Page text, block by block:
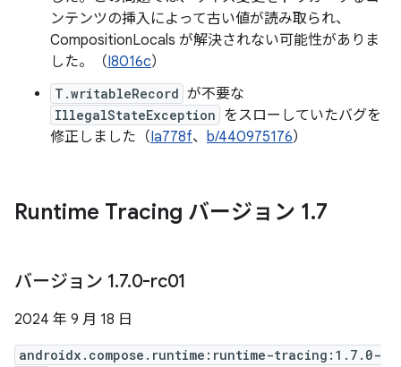
ンテンツの挿入によって古い値が読み取られ、
CompositionLocals が解決されない可能性がありま
した。（I8016c）
T.writableRecord が不要な
IllegalStateException をスローしていたバグを
修正しました（Ia778f、 b/440975176）
Runtime Tracing バージョン 1.7
バージョン 1.7.0-rc01
2024 年 9 月 18 日
androidx.compose.runtime:runtime-tracing:1.7.0-